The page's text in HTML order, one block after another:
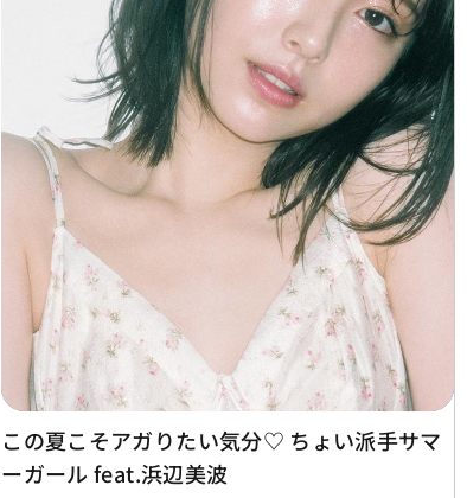
この夏こそアガりたい気分♡ ちょい派手サマ
ーガール feat.浜辺美波